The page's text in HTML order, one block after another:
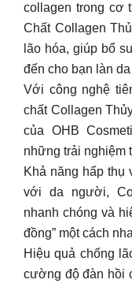
collagen trong cơ
Chất Collagen
lão hóa, giúp bổ
đến cho bạn làn
Với công nghệ
chất Collagen
của OHB
những trải nghiệm
Khả năng hấp
với da người,
nhanh chóng và
đồng” một cách
Hiệu quả chống
cường độ đàn hồi